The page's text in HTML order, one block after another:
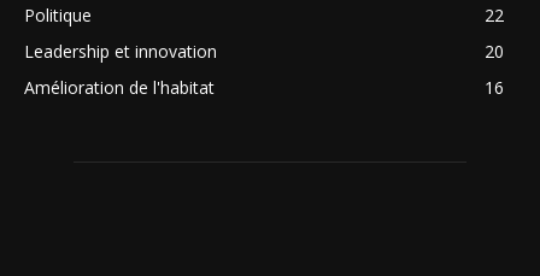
Politique
22
Leadership et innovation
20
Amélioration de l'habitat
16